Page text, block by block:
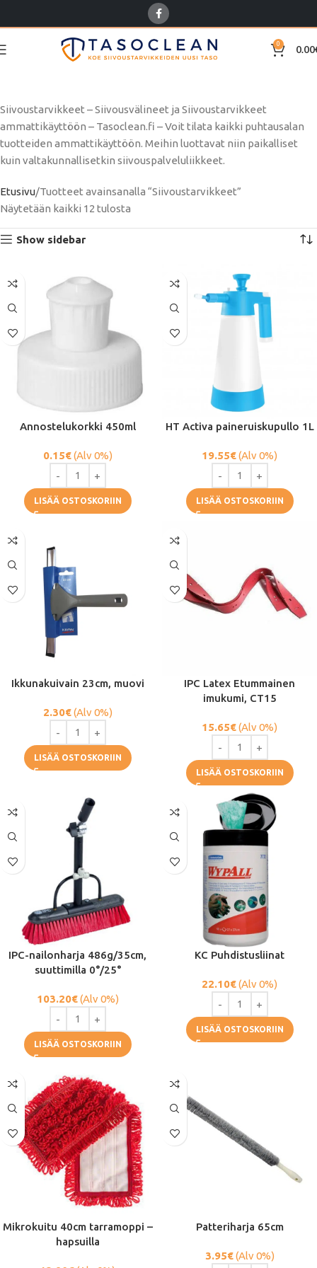
0 0.00
Siivoustarvikkeet – Siivousvälineet ja Siivoustarvikkeet
ammattikäyttöön – Tasoclean.fi – Voit tilata kaikki puhtausalan
tuotteiden ammattikäyttöön. Meihin luottavat niin paikalliset
kuin valtakunnallisetkin siivouspalveluliikkeet.
Etusivu Tuotteet avainsanalla “Siivoustarvikkeet”
Näytetään kaikki 12 tulosta
Show sidebar
Annostelukorkki 450ml
0.15€(Alv 0%)
LISÄÄ OSTOSKORIIN
HT Activa paineruiskupullo 1L
19.55€(Alv 0%)
LISÄÄ OSTOSKORIIN
Ikkunakuivain 23cm, muovi
2.30€(Alv 0%)
LISÄÄ OSTOSKORIIN
IPC Latex Etummainen
imukumi, CT15
15.65€(Alv 0%)
LISÄÄ OSTOSKORIIN
IPC-nailonharja 486g/35cm,
suuttimilla 0°/25°
103.20€(Alv 0%)
LISÄÄ OSTOSKORIIN
KC Puhdistusliinat
22.10€(Alv 0%)
LISÄÄ OSTOSKORIIN
Mikrokuitu 40cm tarramoppi –
hapsuilla
Patteriharja 65cm
3.95€(Alv 0%)